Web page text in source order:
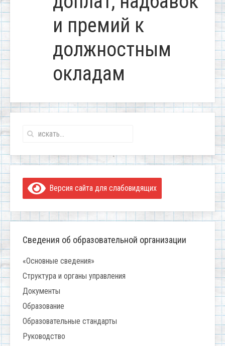
и премий к
должностным
окладам
Версия сайта для слабовидящих
Сведения об образовательной организации
«Основные сведения»
Структура и органы управления
Документы
Образование
Образовательные стандарты
Руководство